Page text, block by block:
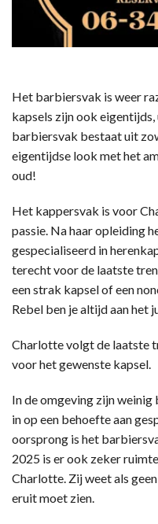
Het barbiersvak is weer
kapsels zijn ook
barbiersvak bestaat uit
eigentijdse look met het
oud!
Het kappersvak is voor
passie. Na haar opleiding
gespecialiseerd in
terecht voor de laatste
een strak kapsel of een
Rebel ben je altijd aan het
Charlotte volgt de laatste
voor het gewenste kapsel.
In de omgeving zijn
in op een behoefte aan
oorsprong is het
2025 is er ook zeker
Charlotte. Zij weet als
eruit moet zien.